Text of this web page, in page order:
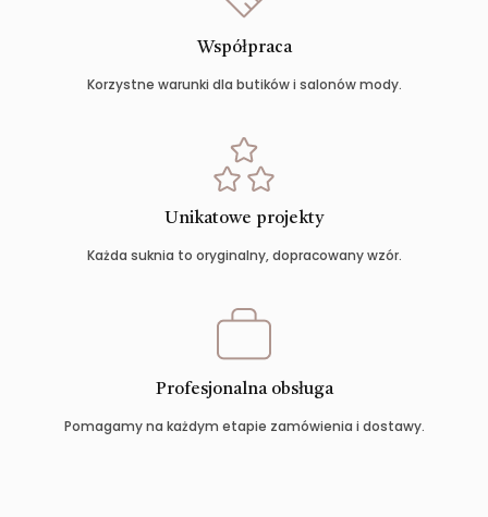
Współpraca
Korzystne warunki dla butików i salonów mody.
Unikatowe projekty
Każda suknia to oryginalny, dopracowany wzór.
Profesjonalna obsługa
Pomagamy na każdym etapie zamówienia i dostawy.